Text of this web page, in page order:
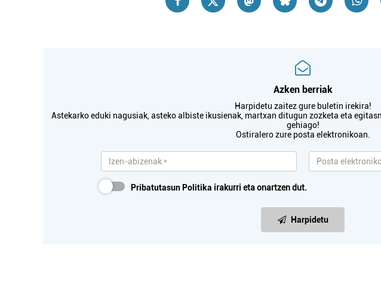
Azken berriak
Harpidetu zaitez gure buletin irekira!
Astekarko eduki nagusiak, asteko albiste ikusienak, martxan ditugun zozketa eta
gehiago!
Ostiralero zure posta elektronikoan.
Pribatutasun Politika irakurri eta onartzen dut.
Harpidetu